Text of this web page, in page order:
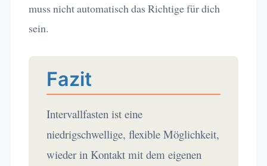
muss nicht automatisch das Richtige für dich
sein.
Fazit
Intervallfasten ist eine
niedrigschwellige, flexible Möglichkeit,
wieder in Kontakt mit dem eigenen